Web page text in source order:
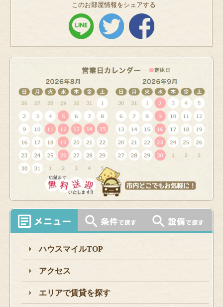
このお部屋情報をシェアする
ハウスマイルTOP
アクセス
エリアで賃貸を探す